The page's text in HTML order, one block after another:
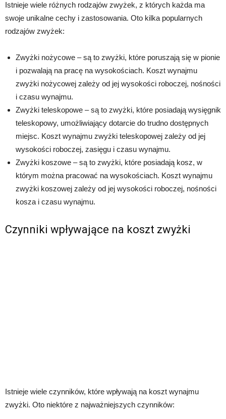
Istnieje wiele różnych rodzajów zwyżek, z których każda ma
swoje unikalne cechy i zastosowania. Oto kilka popularnych
rodzajów zwyżek:
Zwyżki nożycowe – są to zwyżki, które poruszają się w pionie
i pozwalają na pracę na wysokościach. Koszt wynajmu
zwyżki nożycowej zależy od jej wysokości roboczej, nośności
i czasu wynajmu.
Zwyżki teleskopowe – są to zwyżki, które posiadają wysięgnik
teleskopowy, umożliwiający dotarcie do trudno dostępnych
miejsc. Koszt wynajmu zwyżki teleskopowej zależy od jej
wysokości roboczej, zasięgu i czasu wynajmu.
Zwyżki koszowe – są to zwyżki, które posiadają kosz, w
którym można pracować na wysokościach. Koszt wynajmu
zwyżki koszowej zależy od jej wysokości roboczej, nośności
kosza i czasu wynajmu.
Czynniki wpływające na koszt zwyżki
Istnieje wiele czynników, które wpływają na koszt wynajmu
zwyżki. Oto niektóre z najważniejszych czynników: